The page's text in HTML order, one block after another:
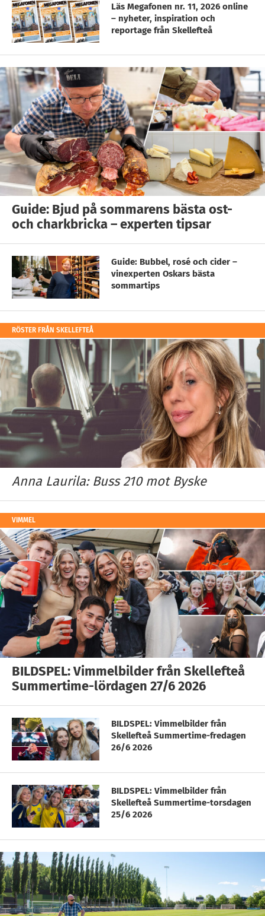
Läs Megafonen nr. 11, 2026 online
– nyheter, inspiration och
reportage från Skellefteå
Guide: Bjud på sommarens bästa ost-
och charkbricka – experten tipsar
Guide: Bubbel, rosé och cider –
vinexperten Oskars bästa
sommartips
RÖSTER FRÅN SKELLEFTEÅ
Anna Laurila: Buss 210 mot Byske
VIMMEL
BILDSPEL: Vimmelbilder från Skellefteå
Summertime-lördagen 27/6 2026
BILDSPEL: Vimmelbilder från
Skellefteå Summertime-fredagen
26/6 2026
BILDSPEL: Vimmelbilder från
Skellefteå Summertime-torsdagen
25/6 2026